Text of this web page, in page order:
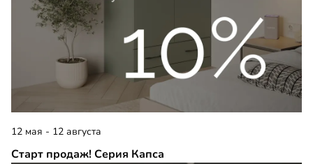
12 мая - 12 августа
Старт продаж! Серия Капса